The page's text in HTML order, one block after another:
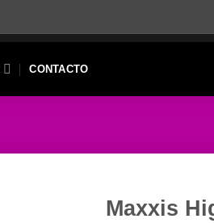
CONTACTO
Maxxis